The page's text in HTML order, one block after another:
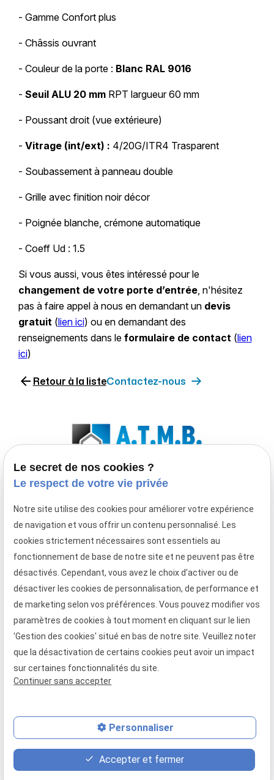
- Gamme Confort plus
- Châssis ouvrant
- Couleur de la porte : Blanc RAL 9016
- Seuil ALU 20 mmRPT largueur 60 mm
- Poussant droit (vue extérieure)
- Vitrage (int/ext) : 4/20G/ITR4 Trasparent
- Soubassement à panneau double
- Grille avec finition noir décor
- Poignée blanche, crémone automatique
- Coeff Ud : 1.5
Si vous aussi, vous êtes intéressé pour le
changement de votre porte d’entrée, n'hésitez
pas à faire appel à nous en demandant un devis
gratuit (lien ici) ou en demandant des
renseignements dans le formulaire de contact (lien
ici)
arrow_back Retour à la listeContactez-nous
en fenêtre, porte-fenêtre, baie coulissante,
porte d'entrée, volet roulant et
porte de garage à enroulement
Téléphone
02 49 88 05 45
Adresse
Gustave Eiffel
27130 Verneuil
d'Avre et
d'Iton
Horaires
08:30 -
Lundi -
Vendredi
place
Plan d'accès
feed
Devis
phone
02 49 88 05 45
Le secret de nos cookies ?
Le respect de votre vie privée
Notre site utilise des cookies pour améliorer votre expérience
de navigation et vous offrir un contenu personnalisé. Les
cookies strictement nécessaires sont essentiels au
fonctionnement de base de notre site et ne peuvent pas être
désactivés. Cependant, vous avez le choix d'activer ou de
désactiver les cookies de personnalisation, de performance et
de marketing selon vos préférences. Vous pouvez modifier vos
paramètres de cookies à tout moment en cliquant sur le lien
'Gestion des cookies' situé en bas de notre site. Veuillez noter
que la désactivation de certains cookies peut avoir un impact
sur certaines fonctionnalités du site.
Continuer sans accepter
Personnaliser
Accepter et fermer